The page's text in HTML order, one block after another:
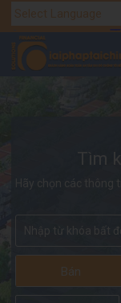
Tìm
Hãy chọn các thông
Bán